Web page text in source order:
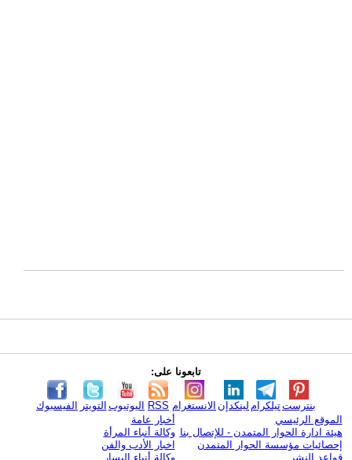
تابعونا على:
الفيسبوك التويتر اليوتيوب RSS الانستغرام لينكدإن تيلكرامبنترست
الموقع الرئيسي
هيئة ادارة الحوار المتمدن - للإتصال بنا
إحصائيات مؤسسة الحوار المتمدن
قواعد النشر
أخبار عامة
وكالة أنباء المرأة
اخبار الأدب والفن
وكالة أنباء اليسار